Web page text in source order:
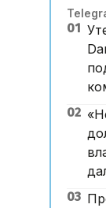
09:15,
берді
21:59,
01
02
03